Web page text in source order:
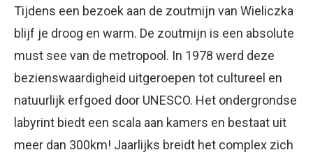
Tijdens een bezoek aan de zoutmijn van Wieliczka
blijf je droog en warm. De zoutmijn is een absolute
must see van de metropool. In 1978 werd deze
bezienswaardigheid uitgeroepen tot cultureel en
natuurlijk erfgoed door UNESCO. Het ondergrondse
labyrint biedt een scala aan kamers en bestaat uit
meer dan 300km! Jaarlijks breidt het complex zich